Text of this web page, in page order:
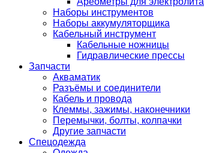
Наборы инструментов
Наборы аккумуляторщика
Кабельный инструмент
Кабельные ножницы
Гидравлические прессы
Запчасти
Акваматик
Разъёмы и соединители
Кабель и провода
Клеммы, зажимы, наконечники
Перемычки, болты, колпачки
Другие запчасти
Спецодежда